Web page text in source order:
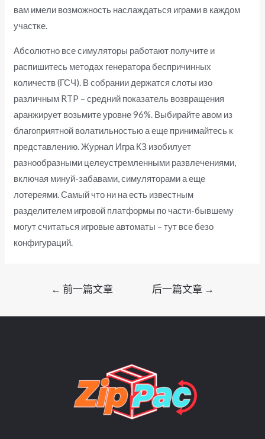
вам имели возможность наслаждаться играми в каждом
участке.
Абсолютно все симуляторы работают получите и
распишитесь методах генератора беспричинных
количеств (ГСЧ). В собрании держатся слоты изо
различным RTP – средний показатель возвращения
аранжирует возьмите уровне 96%. Выбирайте авом из
благоприятной волатильностью а еще принимайтесь к
представлению. Журнал Игра КЗ изобилует
разнообразными целеустремленными развлечениями,
включая минуй-забавами, симуляторами а еще
лотереями. Самый что ни на есть известным
разделителем игровой платформы по части-бывшему
могут считаться игровые автоматы – тут все безо
конфигураций.
导
← 前一篇文章 后一篇文章 →